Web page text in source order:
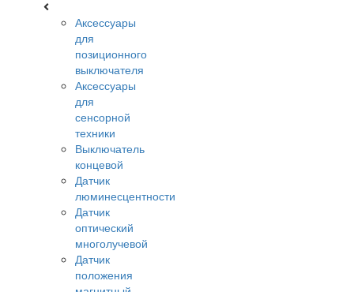
Аксессуары
для
позиционного
выключателя
Аксессуары
для
сенсорной
техники
Выключатель
концевой
Датчик
люминесцентности
Датчик
оптический
многолучевой
Датчик
положения